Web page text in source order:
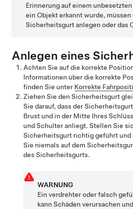
Erinnerung auf einem
ein Objekt erkannt wurde,
Sicherheitsgurt anlegen oder das
Anlegen eines
Achten Sie auf die korrekte
Informationen über die korrekte
finden Sie unter Korrekte
Ziehen Sie den Sicherheitsgurt
Sie darauf, dass der
Brust und in der Mitte Ihres
und Schulter anliegt. Stellen Sie
Sicherheitsgurt richtig geführt
Sie niemals auf dem
des Sicherheitsgurts.
WARNUNG
Ein verdrehter oder falsch
kann Schäden verursachen